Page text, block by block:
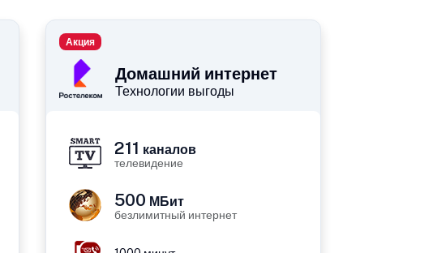
Домашний интернет
Технологии выгоды
Акция
211 каналов
телевидение
500 МБит
безлимитный интернет